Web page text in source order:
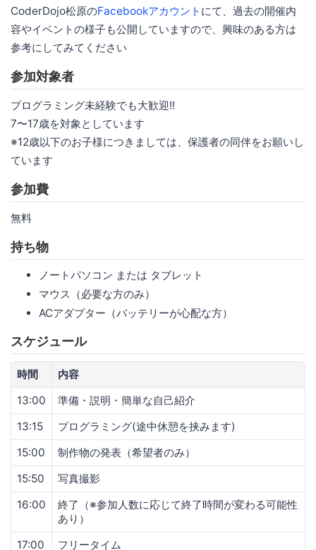
CoderDojo松原のFacebookアカウント にて、過去の開催内
容やイベントの様子も公開していますので、興味のある方は
参考にしてみてください
参加対象者
プログラミング未経験でも大歓迎!!
7〜17歳を対象としています
※12歳以下のお子様につきましては、保護者の同伴をお願いし
ています
参加費
無料
持ち物
ノートパソコン または タブレット
マウス（必要な方のみ）
ACアダプター（バッテリーが心配な方）
スケジュール
時間
内容
13:00
準備・説明・簡単な自己紹介
13:15
プログラミング(途中休憩を挟みます)
15:00
制作物の発表（希望者のみ）
15:50
写真撮影
16:00
終了（※参加人数に応じて終了時間が変わる可能性
あり）
17:00
フリータイム